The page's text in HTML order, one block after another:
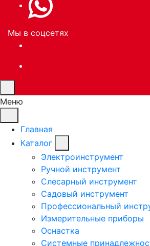
Мы в соцсетях
Меню
Главная
Каталог
Электроинструмент
Ручной инструмент
Слесарный инструмент
Садовый инструмент
Профессиональный
Измерительные приборы
Оснастка
Системные